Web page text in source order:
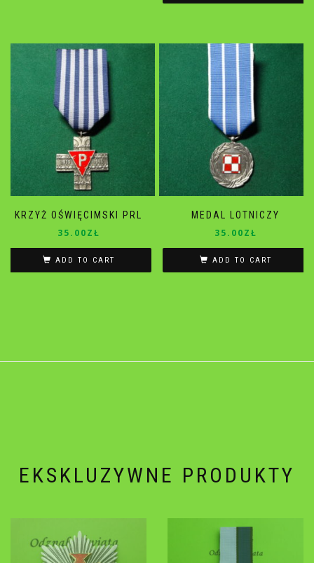
KRZYŻ OŚWIĘCIMSKI PRL
35.00ZŁ
ADD TO CART
MEDAL LOTNICZY
35.00ZŁ
ADD TO CART
EKSKLUZYWNE PRODUKTY